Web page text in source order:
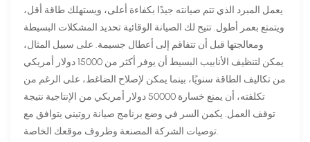
يعمل المبرد الذي تتم صيانته جيدًا بكفاءة أعلى، ويستهلك طاقة أقل،
ويتمتع بعمر أطول. تتيح لك الصيانة الوقائية تحديد المشكلات البسيطة
ومعالجتها قبل أن تتفاقم إلى أعطال جسيمة. على سبيل المثال،
يمكن لتنظيف الأنابيب البسيط أن يوفر أكثر من 15000 دولار أمريكي
من تكاليف الطاقة سنويًا، بينما يمكن لإصلاح الضاغط، على الرغم من
تكلفته، أن يمنع خسارة 50000 دولار أمريكي من الإنتاجية نتيجة
توقف العمل. يكمن السر في وضع برنامج صيانة روتيني يتوافق مع
توصيات الشركة المصنعة وظروف موقعك الخاصة.